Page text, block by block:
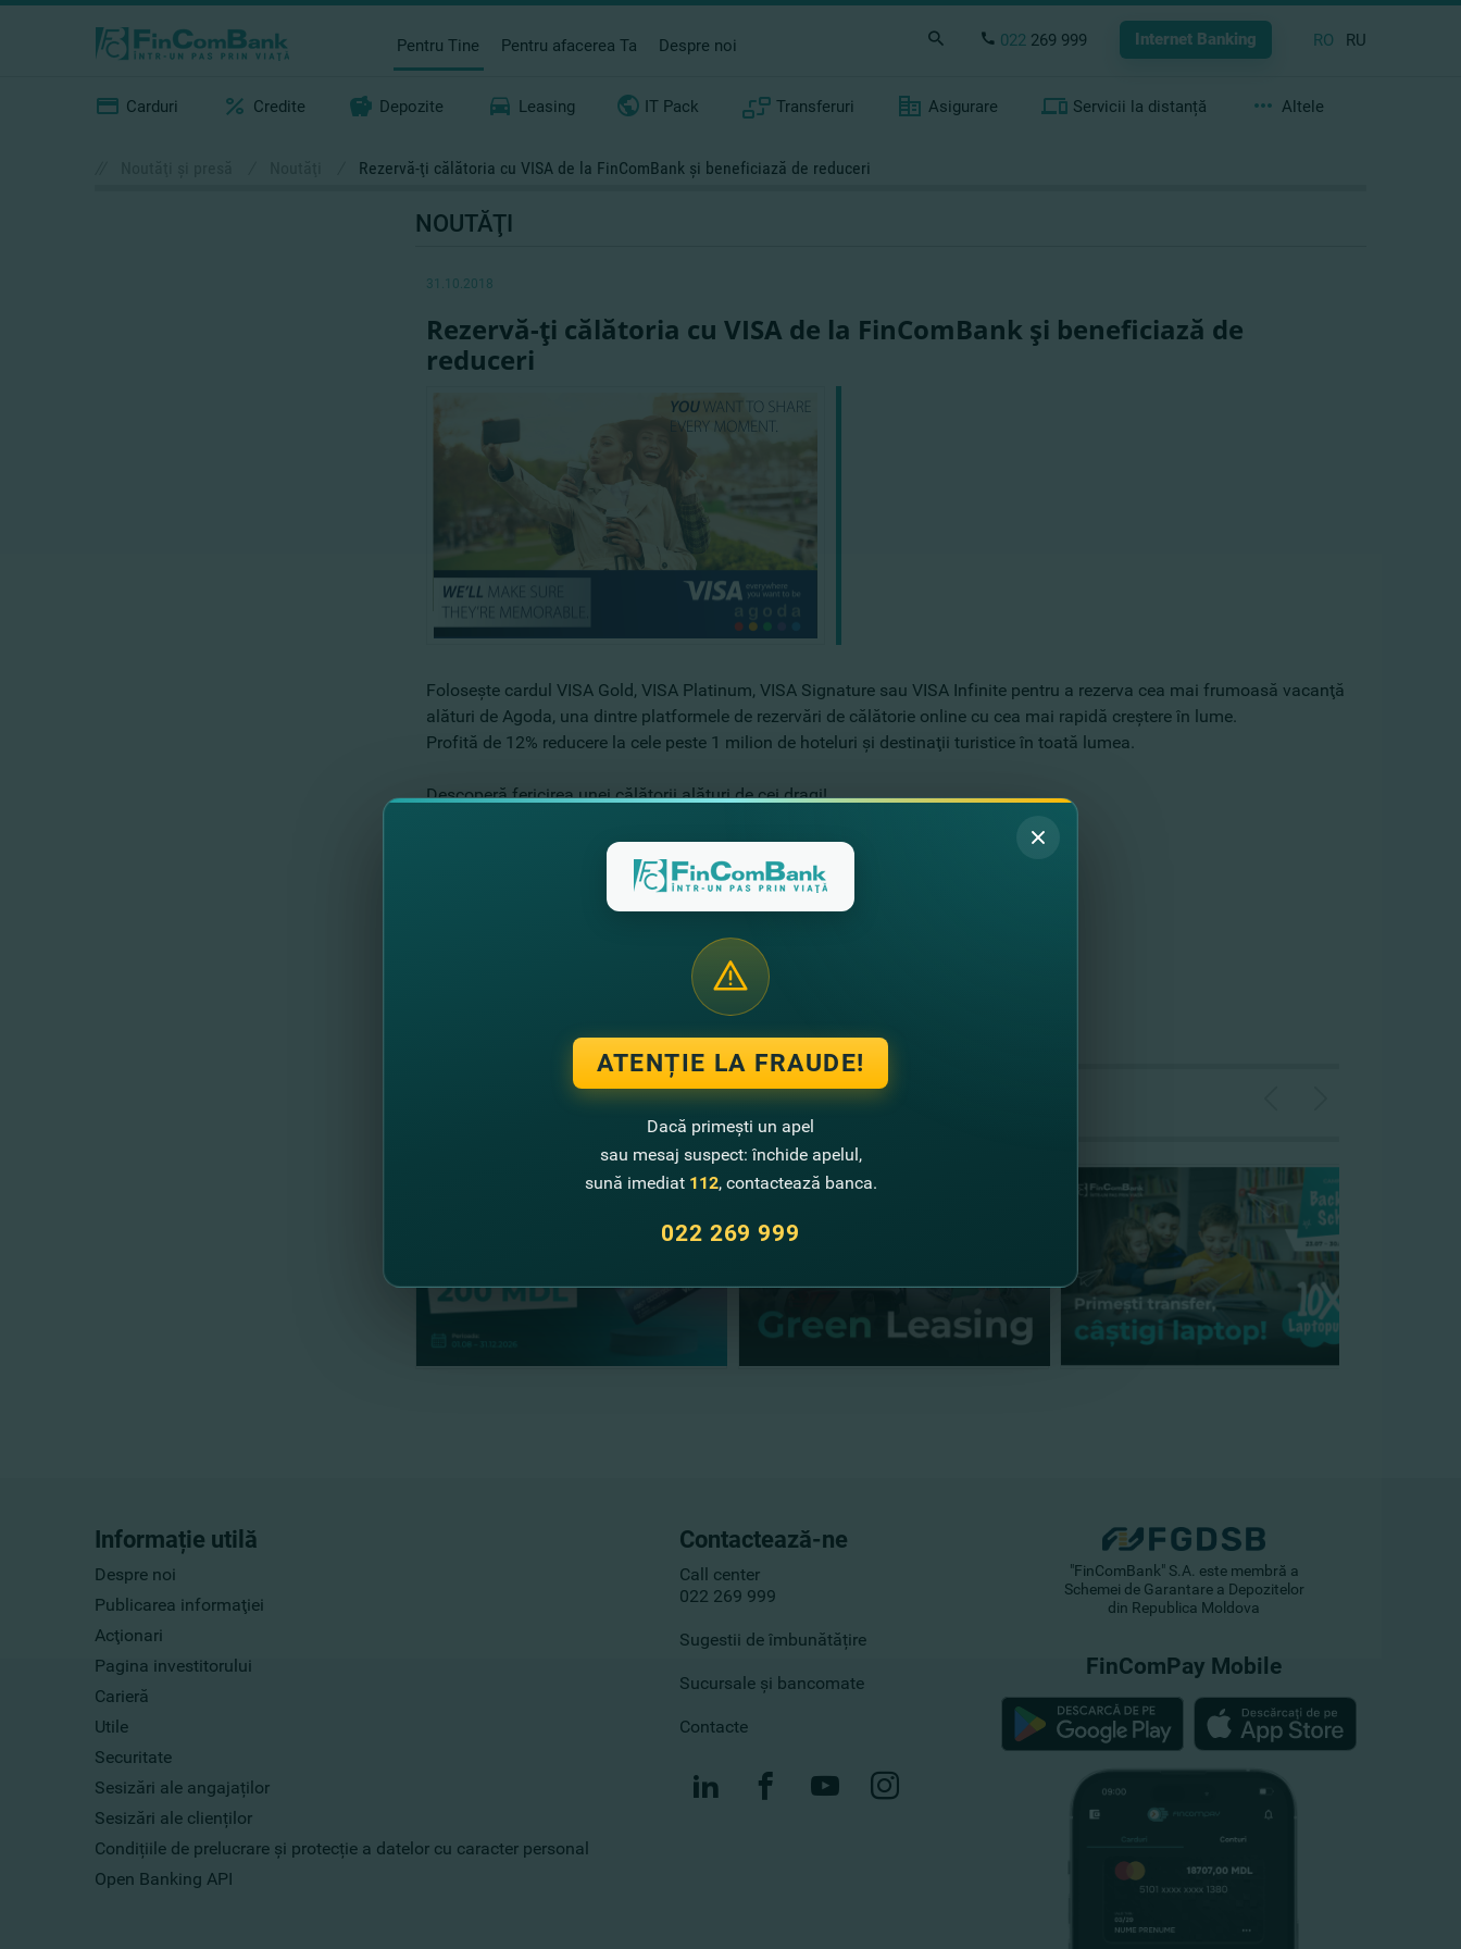
Pentru Tine Pentru afacerea Ta Despre noi 022 269 999 Internet Banking RO RU
Carduri Credite Depozite Leasing IT Pack Transferuri Asigurare Servicii la distanță Altele
Rezervă-ţi călătoria cu VISA de la FinComBank şi beneficiază de reduceri
NOUTĂŢI
31.10.2018
Rezervă-ţi călătoria cu VISA de la FinComBank şi beneficiază de
reduceri
Foloseşte cardul VISA Gold, VISA Platinum, VISA Signature sau VISA Infinite pentru a rezerva cea mai frumoasă vacanţă
alături de Agoda, una dintre platformele de rezervări de călătorie online cu cea mai rapidă creştere în lume.
Profită de 12% reducere la cele peste 1 milion de hoteluri şi destinaţii turistice în toată lumea.
Descoperă fericirea unei călătorii alături de cei dragi!
Mai multe detalii pe site-ul www.agoda.com/visacemea
Nu aveţi cardul VISA de la FinComBank?
solicita cardul online!
Alte noutăţi
Informație utilă
Despre noi
Publicarea informaţiei
Acţionari
Pagina investitorului
Carieră
Utile
Securitate
Sesizări ale angajaților
Sesizări ale clienților
Condițiile de prelucrare și protecție a datelor cu caracter personal
Open Banking API
Contactează-ne
Call center
022 269 999
Sugestii de îmbunătățire
Sucursale și bancomate
Contacte
"FinComBank" S.A. este membră a
Schemei de Garantare a Depozitelor
din Republica Moldova
FinComPay Mobile
ATENȚIE LA FRAUDE!
Dacă primești un apel
sau mesaj suspect: închide apelul,
sună imediat 112, contactează banca.
022 269 999